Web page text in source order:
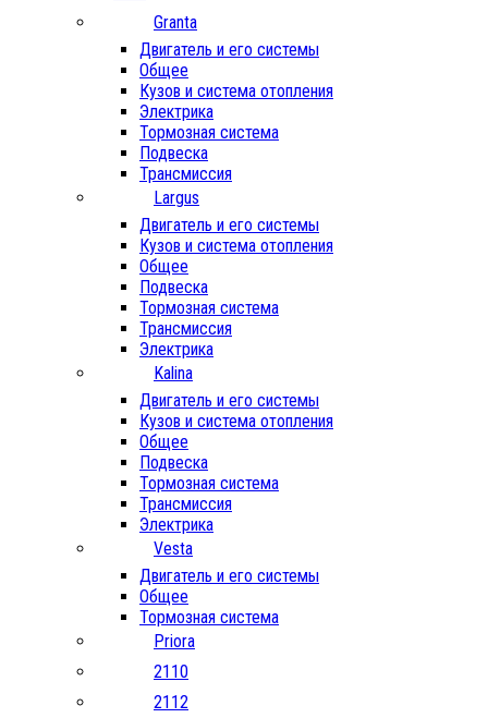
Granta
Двигатель и его системы
Общее
Кузов и система отопления
Электрика
Тормозная система
Подвеска
Трансмиссия
Largus
Двигатель и его системы
Кузов и система отопления
Общее
Подвеска
Тормозная система
Трансмиссия
Электрика
Kalina
Двигатель и его системы
Кузов и система отопления
Общее
Подвеска
Тормозная система
Трансмиссия
Электрика
Vesta
Двигатель и его системы
Общее
Тормозная система
Priora
2110
2112